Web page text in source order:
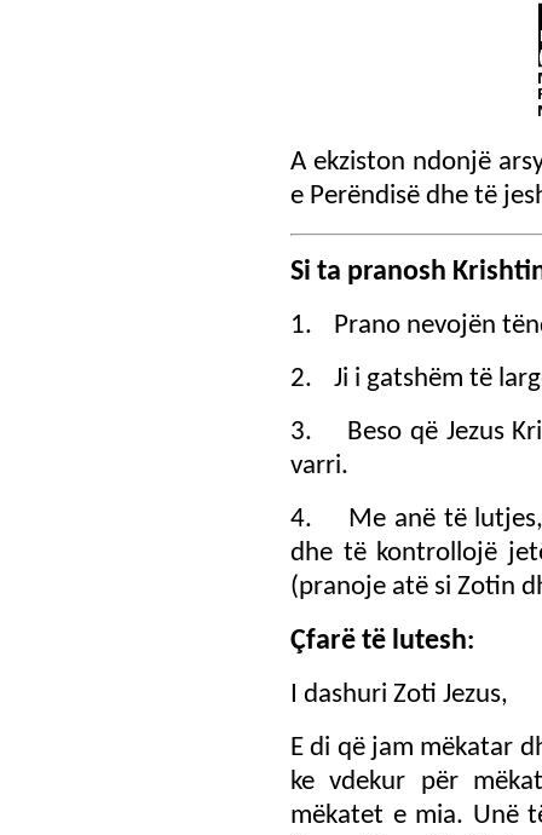
A ekziston ndonjë
e Perëndisë dhe të
Si ta pranosh
1.
Prano nevojën
2.
Ji i gatshëm të
3.
Beso që Jezus
varri.
4.
Me anë të
dhe të kontrollojë
(pranoje atë si Zotin
Çfarë të lutesh:
I dashuri Zoti Jezus,
E di që jam mëkatar
ke vdekur për
mëkatet e mia. Unë